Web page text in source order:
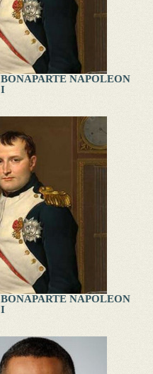
BONAPARTE NAPOLEON
I
BONAPARTE NAPOLEON
I